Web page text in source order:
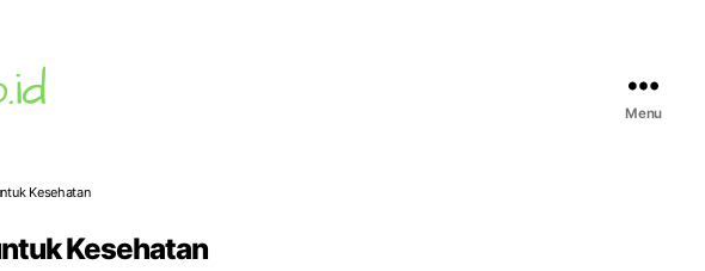
Menu
Kesehatan
Kesehatan